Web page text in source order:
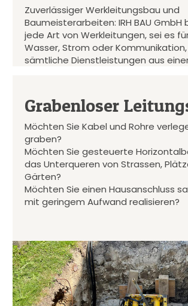
Zuverlässiger Werkleitungsbau und
Baumeisterarbeiten: IRH BAU GmbH
jede Art von Werkleitungen, sei es
Wasser, Strom oder
sämtliche Dienstleistungen aus
Grabenloser
Möchten Sie Kabel und Rohre
graben?
Möchten Sie gesteuerte
das Unterqueren von Strassen,
Gärten?
Möchten Sie einen Hausanschluss
mit geringem Aufwand realisieren?